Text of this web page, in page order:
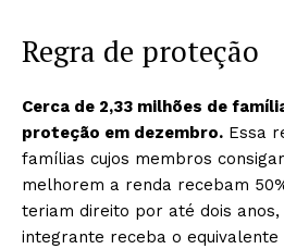
Regra de proteção
Cerca de 2,33 milhões de
proteção em dezembro. Essa
famílias cujos membros
melhorem a renda recebam
teriam direito por até dois anos,
integrante receba o